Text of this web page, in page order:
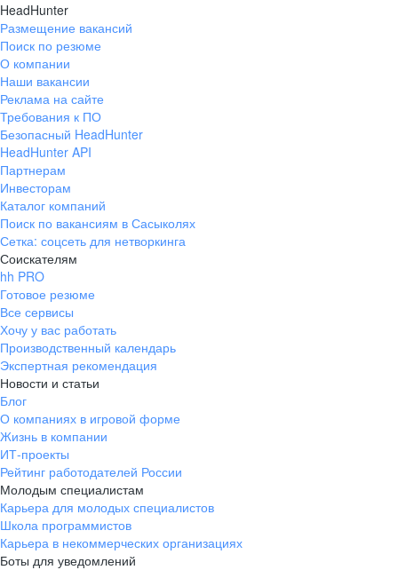
HeadHunter
Размещение вакансий
Поиск по резюме
О компании
Наши вакансии
Реклама на сайте
Требования к ПО
Безопасный HeadHunter
HeadHunter API
Партнерам
Инвесторам
Каталог компаний
Поиск по вакансиям в Сасыколях
Сетка: соцсеть для нетворкинга
Соискателям
hh PRO
Готовое резюме
Все сервисы
Хочу у вас работать
Производственный календарь
Экспертная рекомендация
Новости и статьи
Блог
О компаниях в игровой форме
Жизнь в компании
ИТ-проекты
Рейтинг работодателей России
Молодым специалистам
Карьера для молодых специалистов
Школа программистов
Карьера в некоммерческих организациях
Боты для уведомлений